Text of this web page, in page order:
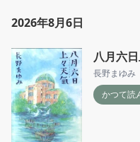
2026年8月6日
八月六
長野まゆみ
かつて読